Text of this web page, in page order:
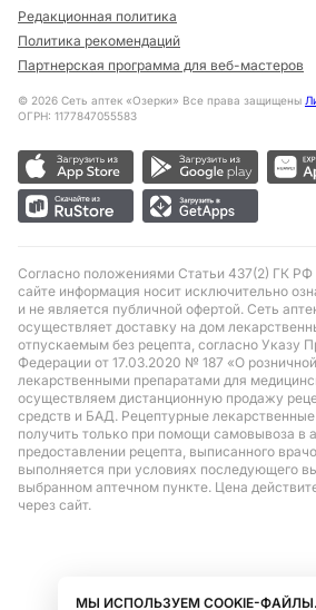
Редакционная политика
Политика рекомендаций
Партнерская программа для веб-мастеров
© 2026 Сеть аптек «Озерки» Все права защищены
ОГРН: 1177847055583
Согласно положениями Статьи 437(2) ГК РФ
сайте информация носит исключительно
и не является публичной офертой. Сеть
осуществляет доставку на дом
отпускаемым без рецепта, согласно Указу
Федерации от 17.03.2020 № 187 «О
лекарственными препаратами для
осуществляем дистанционную продажу
средств и БАД. Рецептурные
получить только при помощи самовывоза в
предоставлении рецепта, выписанного
выполняется при условиях последующего
выбранном аптечном пункте. Цена
через сайт.
МЫ ИСПОЛЬЗУЕМ COOKIE-ФАЙЛЫ.